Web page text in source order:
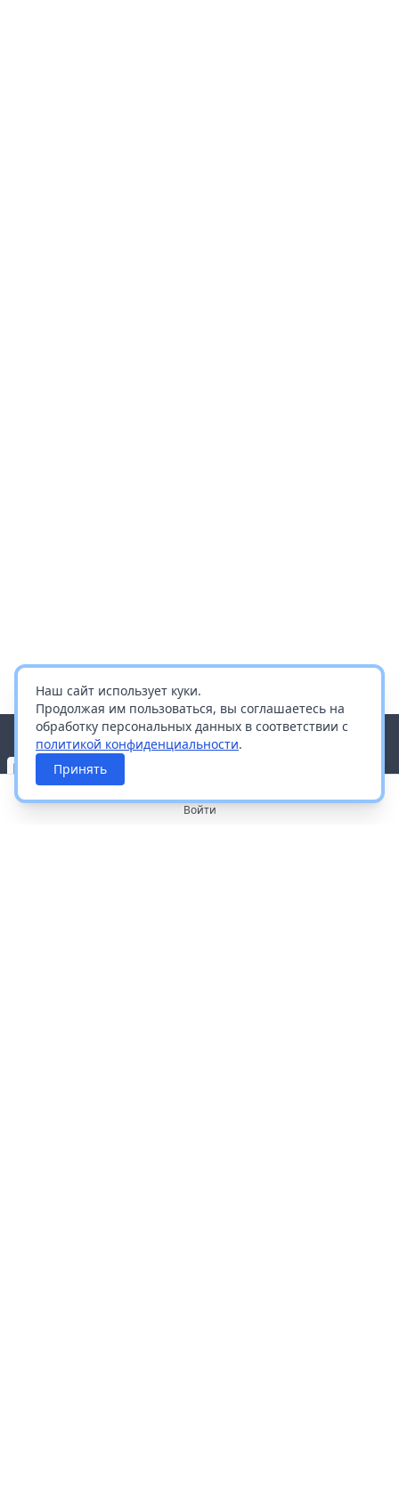
Наш сайт использует куки.
Продолжая им пользоваться, вы соглашаетесь на
обработку персональных данных в соответствии с
политикой конфиденциальности.
Принять
Войти